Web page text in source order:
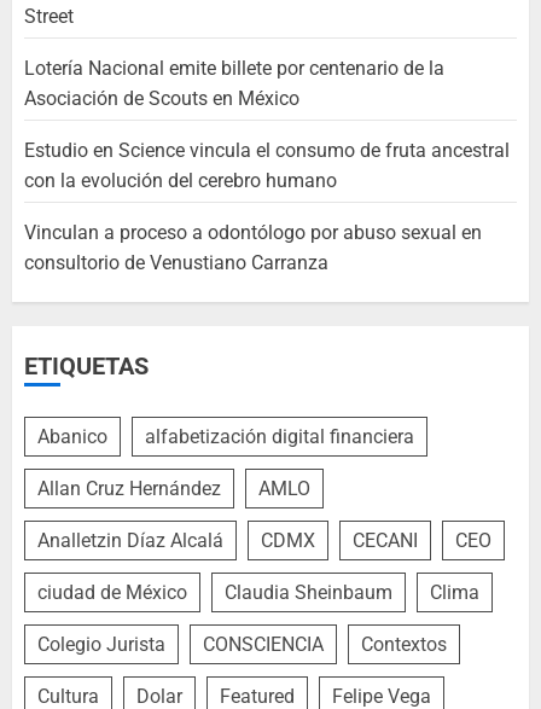
Street
Lotería Nacional emite billete por centenario de la
Asociación de Scouts en México
Estudio en Science vincula el consumo de fruta ancestral
con la evolución del cerebro humano
Vinculan a proceso a odontólogo por abuso sexual en
consultorio de Venustiano Carranza
ETIQUETAS
Abanico alfabetización digital financiera
Allan Cruz Hernández AMLO
Analletzin Díaz Alcalá CDMX CECANI CEO
ciudad de México Claudia Sheinbaum Clima
Colegio Jurista CONSCIENCIA Contextos
Cultura Dolar Featured Felipe Vega